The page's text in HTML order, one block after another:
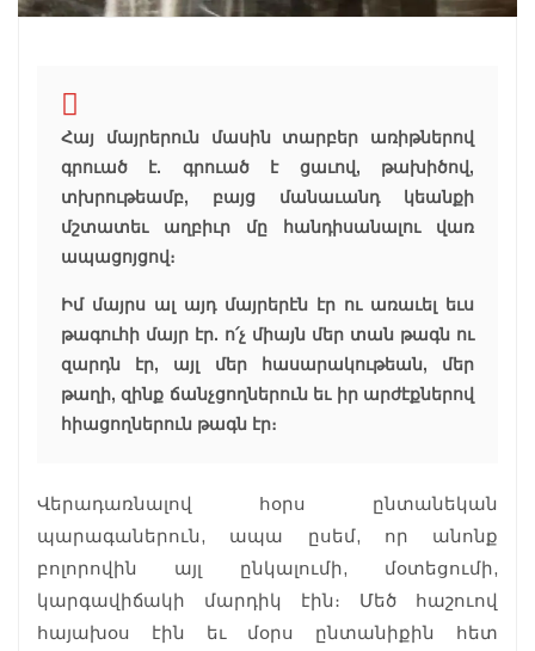
Հայ մայրերուն մասին տարբեր առիթներով
գրուած է. գրուած է ցաւով, թախիծով,
տխրութեամբ, բայց մանաւանդ կեանքի
մշտատեւ աղբիւր մը հանդիսանալու վառ
ապացոյցով։
Իմ մայրս ալ այդ մայրերէն էր ու առաւել եւս
թագուհի մայր էր. ո՛չ միայն մեր տան թագն ու
զարդն էր, այլ մեր հասարակութեան, մեր
թաղի, զինք ճանչցողներուն եւ իր արժէքներով
հիացողներուն թագն էր։
Վերադառնալով հօրս ընտանեկան
պարագաներուն, ապա ըսեմ, որ անոնք
բոլորովին այլ ընկալումի, մօտեցումի,
կարգավիճակի մարդիկ էին։ Մեծ հաշուով
հայախօս էին եւ մօրս ընտանիքին հետ